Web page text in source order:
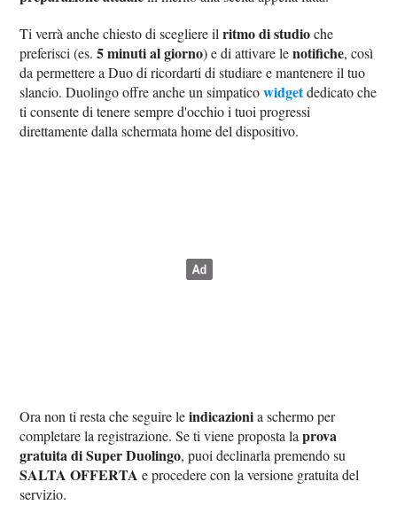
Ti verrà anche chiesto di scegliere ilritmo di studioche
preferisci (es.5 minuti al giorno) e di attivare lenotifiche, così
da permettere a Duo di ricordarti di studiare e mantenere il tuo
slancio. Duolingo offre anche un simpaticowidgetdedicato che
ti consente di tenere sempre d'occhio i tuoi progressi
direttamente dalla schermata home del dispositivo.
Ora non ti resta che seguire leindicazionia schermo per
completare la registrazione. Se ti viene proposta laprova
gratuita di Super Duolingo, puoi declinarla premendo su
SALTA OFFERTA e procedere con la versione gratuita del
servizio.